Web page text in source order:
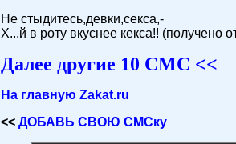
Не стыдитесь,девки,секса,-
Х...й в роту вкуснее кекса!! (получено от
Далее другие 10 СМС <<
На главную Zakat.ru
<< ДОБАВЬ СВОЮ СМСку